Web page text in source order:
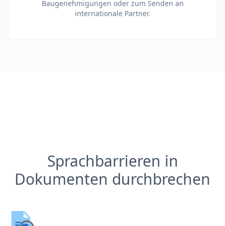
Baugenehmigungen oder zum Senden an
internationale Partner.
Sprachbarrieren in
Dokumenten durchbrechen